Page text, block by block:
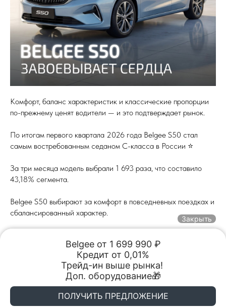
Комфорт, баланс характеристик и классические пропорции
по-прежнему ценят водители — и это подтверждает рынок.
По итогам первого квартала 2026 года Belgee S50 стал
самым востребованным седаном C-класса в России ⭐️
За три месяца модель выбрали 1 693 раза, что составило
43,18% сегмента.
Belgee S50 выбирают за комфорт в повседневных поездках и
сбалансированный характер.
«Автопрестиж», Камская Долина.
Закрыть
Belgee от 1 699 990 ₽
Кредит от 0,01%
Трейд-ин выше рынка!
Доп. оборудование🎁
ПОЛУЧИТЬ ПРЕДЛОЖЕНИЕ
BELGEE Автопрестиж
Пермь, ул. Спешилова, 107Б
Акции Заказать
Акции и Спецпредложения
BELGEE Автопрестиж
Пермь, ул. Спешилова, 107Б